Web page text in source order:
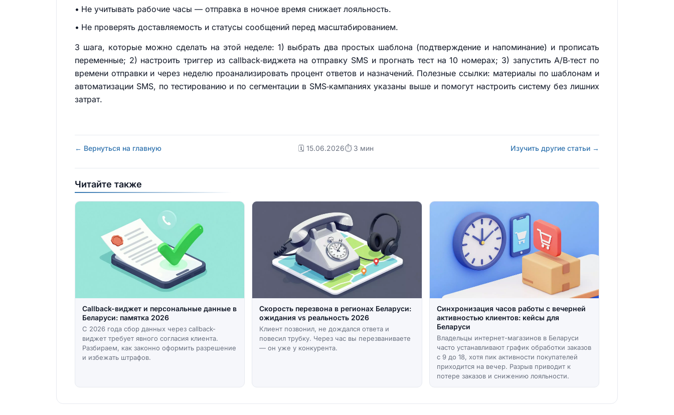
Не учитывать рабочие часы — отправка в ночное время снижает лояльность.
Не проверять доставляемость и статусы сообщений перед масштабированием.
3 шага, которые можно сделать на этой неделе: 1) выбрать два простых шаблона (подтверждение и напоминание) и прописать
переменные; 2) настроить триггер из callback‑виджета на отправку SMS и прогнать тест на 10 номерах; 3) запустить A/B‑тест по
времени отправки и через неделю проанализировать процент ответов и назначений. Полезные ссылки: материалы по шаблонам и
автоматизации SMS, по тестированию и по сегментации в SMS‑кампаниях указаны выше и помогут настроить систему без лишних
затрат.
← Вернуться на главную 🗓️ 15.06.2026⏱ 3 мин Изучить другие статьи →
Читайте также
Callback-виджет и персональные данные в
Беларуси: памятка 2026
С 2026 года сбор данных через callback-
виджет требует явного согласия клиента.
Разбираем, как законно оформить разрешение
и избежать штрафов.
Скорость перезвона в регионах Беларуси:
ожидания vs реальность 2026
Клиент позвонил, не дождался ответа и
повесил трубку. Через час вы перезваниваете
— он уже у конкурента.
Синхронизация часов работы с вечерней
активностью клиентов: кейсы для
Беларуси
Владельцы интернет-магазинов в Беларуси
часто устанавливают график обработки заказов
с 9 до 18, хотя пик активности покупателей
приходится на вечер. Разрыв приводит к
потере заказов и снижению лояльности.